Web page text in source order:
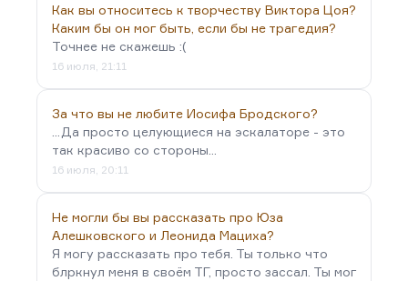
Как вы относитесь к творчеству Виктора Цоя?
Каким бы он мог быть, если бы не трагедия?
Точнее не скажешь :(
16 июля, 21:11
За что вы не любите Иосифа Бродского?
...Да просто целующиеся на эскалаторе - это
так красиво со стороны...
16 июля, 20:11
Не могли бы вы рассказать про Юза
Алешковского и Леонида Мациха?
Я могу рассказать про тебя. Ты только что
блркнул меня в своём ТГ, просто зассал. Ты мог